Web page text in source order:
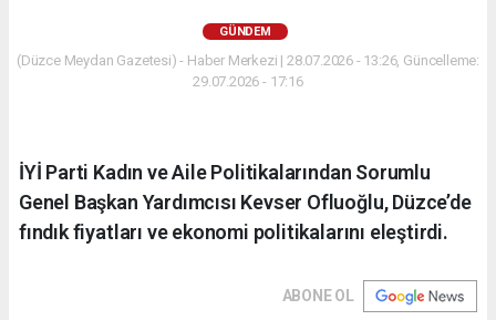
GÜNDEM
(Düzce Meydan Gazetesi) - Haber Merkezi | 28.07.2026 - 13:26, Güncelleme:
29.07.2026 - 17:16
İYİ Parti Kadın ve Aile Politikalarından Sorumlu
Genel Başkan Yardımcısı Kevser Ofluoğlu, Düzce’de
fındık fiyatları ve ekonomi politikalarını eleştirdi.
ABONE OL